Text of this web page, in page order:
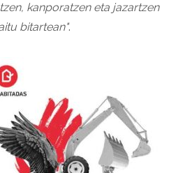
kanporatzen eta jazartzen
bitartean".